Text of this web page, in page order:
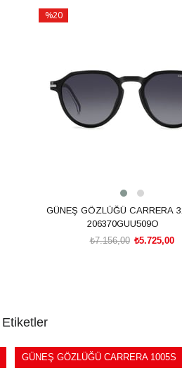
%20
GÜNEŞ GÖZLÜĞÜ CARRERA 314/S
206370GUU509O
₺5.725,00
₺7.156,00
Etiketler
GÜNEŞ GÖZLÜĞÜ CARRERA 1005S